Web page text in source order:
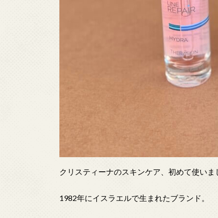
クリスティーナのスキンケア、初めて使いま
1982年にイスラエルで生まれたブランド。